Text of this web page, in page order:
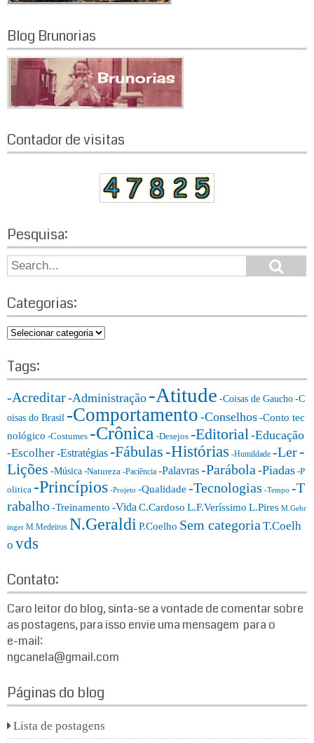
Blog Brunorias
Contador de visitas
Pesquisa:
S
e
r
c
h
o
e
h
Categorias:
C
t
e
r
i
a
s:
Tags:
-Acreditar-Administração -Atitude -Coisas de Gaucho -C
oisas do Brasil -Comportamento -Conselhos-Conto tec
nológico -Costumes -Crônica -Desejos -Editorial-Educação
-Escolher-Estratégias-Fábulas-Histórias -Humildade -Ler-
Lições -Música -Natureza -Paciência -Palavras-Parábola -Piadas -P
olitica -Princípios -Projeto -Qualidade -Tecnologias -Tempo -T
rabalho-Treinamento -VidaC.Cardoso L.F.Veríssimo L.Pires M.Gehr
inger M.Medeiros N.Geraldi P.Coelho Sem categoria T.Coelh
o vds
Contato:
Caro leitor do blog, sinta-se a vontade de comentar sobre
as postagens, para isso envie uma mensagem para o
e-mail:
ngcanela@gmail.com
Páginas do blog
Lista de postagens